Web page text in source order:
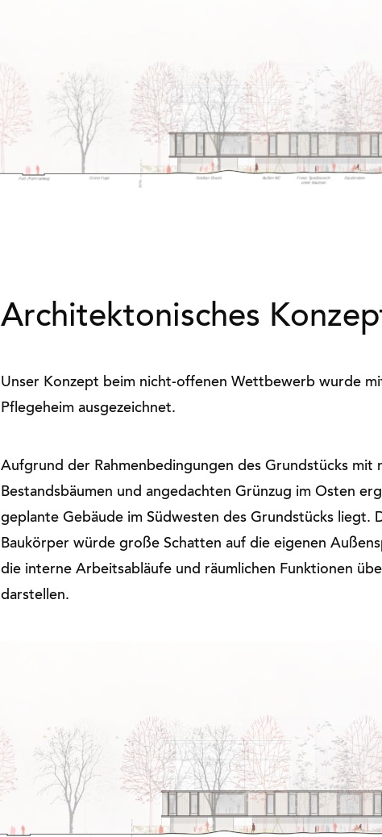
Architektonisches
Unser Konzept beim nicht-offenen Wettbewerb wurde
Pflegeheim ausgezeichnet.
Aufgrund der Rahmenbedingungen des Grundstücks mit
Bestandsbäumen und angedachten Grünzug im Osten
geplante Gebäude im Südwesten des Grundstücks liegt.
Baukörper würde große Schatten auf die eigenen
die interne Arbeitsabläufe und räumlichen Funktionen
darstellen.